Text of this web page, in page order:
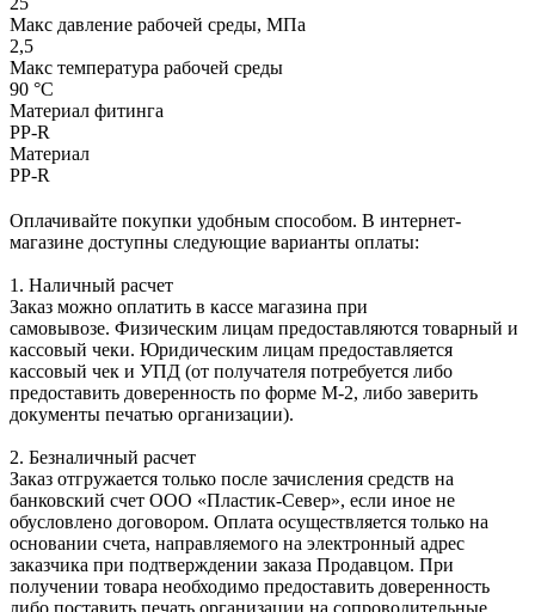
Макс давление рабочей среды, МПа
2,5
Макс температура рабочей среды
90 °С
Материал фитинга
PP-R
Материал
PP-R
Оплачивайте покупки удобным способом. В интернет-
магазине доступны следующие варианты оплаты:
1. Наличный расчет
Заказ можно оплатить в кассе магазина при
самовывозе. Физическим лицам предоставляются товарный и
кассовый чеки. Юридическим лицам предоставляется
кассовый чек и УПД (от получателя потребуется либо
предоставить доверенность по форме М-2, либо заверить
документы печатью организации).
2. Безналичный расчет
Заказ отгружается только после зачисления средств на
банковский счет ООО «Пластик-Север», если иное не
обусловлено договором. Оплата осуществляется только на
основании счета, направляемого на электронный адрес
заказчика при подтверждении заказа Продавцом. При
получении товара необходимо предоставить доверенность
либо поставить печать организации на сопроводительные